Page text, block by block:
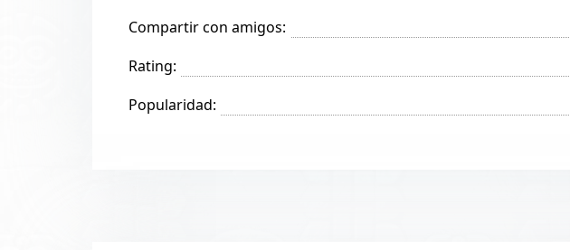
Compartir con amigos:
Rating:
Popularidad: